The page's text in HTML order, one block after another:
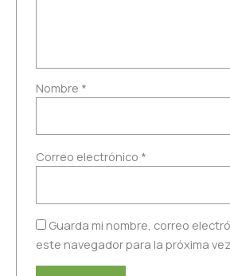
Nombre *
Correo electrónico *
Guarda mi nombre, correo
este navegador para la próxima